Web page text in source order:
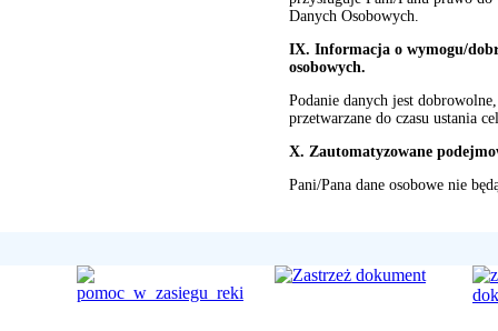
Danych Osobowych.
IX. Informacja o wymogu/
osobowych.
Podanie danych jest
przetwarzane do czasu ustania
X. Zautomatyzowane
Pani/Pana dane osobowe nie